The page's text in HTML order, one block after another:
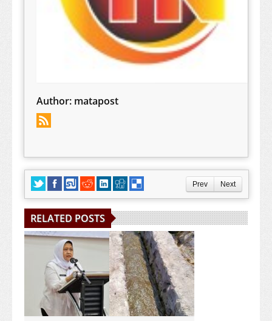
Author: matapost
Prev Next
RELATED POSTS